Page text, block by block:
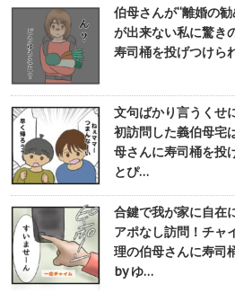
伯母さんが“離婚の
が出来ない私に驚き
寿司桶を投げつけら
文句ばかり言うくせ
初訪問した義伯母宅
母さんに寿司桶を投
とぴ…
合鍵で我が家に自在
アポなし訪問！チャ
理の伯母さんに寿司
by ゆ…